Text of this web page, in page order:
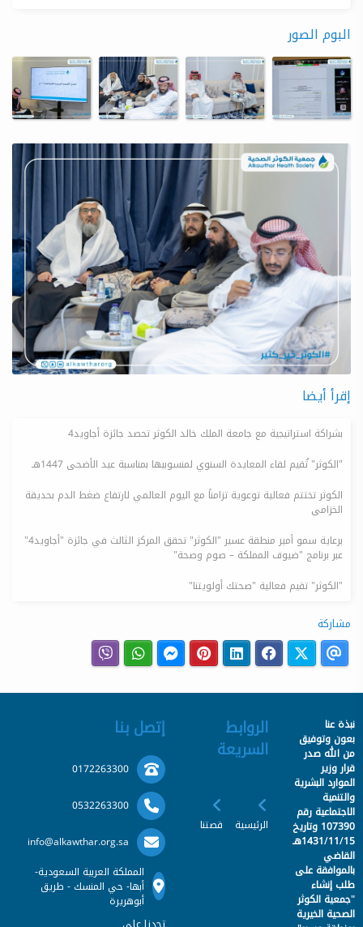
البوم الصور
إقرأ أيضا
بشراكة استراتيجية مع جامعة الملك خالد الكوثر تحصد جائزة أجاويد4
"الكوثر" تُقيم لقاء المعايدة السنوي لمنسوبيها بمناسبة عيد الأضحى 1447هـ
الكوثر تختتم فعالية توعوية تزامناً مع اليوم العالمي لارتفاع ضغط الدم بحديقة
الخزامى
برعاية سمو أمير منطقة عسير "الكوثر" تحقق المركز الثالث في جائزة "أجاويد4"
عبر برنامج "ضيوف المملكة – صوم وصحة"
"الكوثر" تقيم فعالية "صحتك أولويتنا"
مشاركة
نبذة عنا
بعون وتوفيق
من الله صدر
قرار وزير
الموارد البشرية
والتنمية
الاجتماعية رقم
107390 وتاريخ
1431/11/15هـ
القاضي
بالموافقة على
طلب إنشاء
"جمعية الكوثر
الصحية الخيرية
الروابط
السريعة
الرئيسية قصتنا
إتصل بنا
0172263300
0532263300
info@alkawthar.org.sa
المملكة العربية السعودية-
أبها- حي المنسك - طريق
أبوهريرة